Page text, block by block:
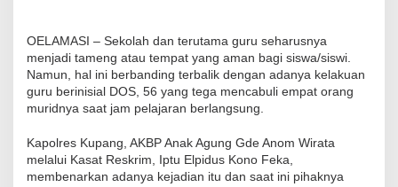
OELAMASI – Sekolah dan terutama guru seharusnya
menjadi tameng atau tempat yang aman bagi siswa/siswi.
Namun, hal ini berbanding terbalik dengan adanya kelakuan
guru berinisial DOS, 56 yang tega mencabuli empat orang
muridnya saat jam pelajaran berlangsung.
Kapolres Kupang, AKBP Anak Agung Gde Anom Wirata
melalui Kasat Reskrim, Iptu Elpidus Kono Feka,
membenarkan adanya kejadian itu dan saat ini pihaknya